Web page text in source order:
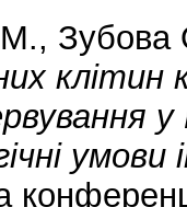
, Зубова
клітин
умови